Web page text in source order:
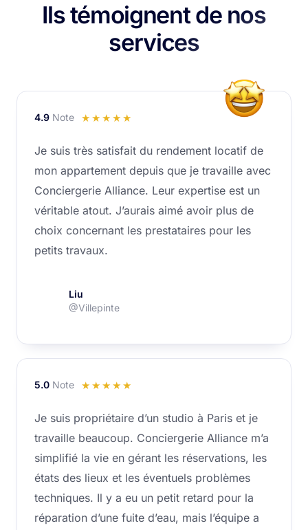
Ils témoignent de nos
services
4.9 Note ☆ ☆ ☆ ☆ ☆
sur
5
Je suis très satisfait du rendement locatif de
mon appartement depuis que je travaille avec
Conciergerie Alliance. Leur expertise est un
véritable atout. J’aurais aimé avoir plus de
choix concernant les prestataires pour les
petits travaux.
Liu
@Villepinte
5.0 Note ☆ ☆ ☆ ☆ ☆
sur
5
Je suis propriétaire d’un studio à Paris et je
travaille beaucoup. Conciergerie Alliance m’a
simplifié la vie en gérant les réservations, les
états des lieux et les éventuels problèmes
techniques. Il y a eu un petit retard pour la
réparation d’une fuite d’eau, mais l’équipe a